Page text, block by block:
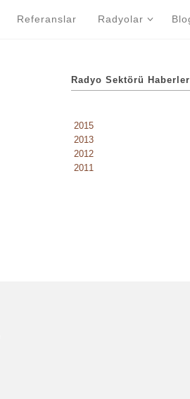
Referanslar Radyolar
Radyo Sektörü
2015
2013
2012
2011